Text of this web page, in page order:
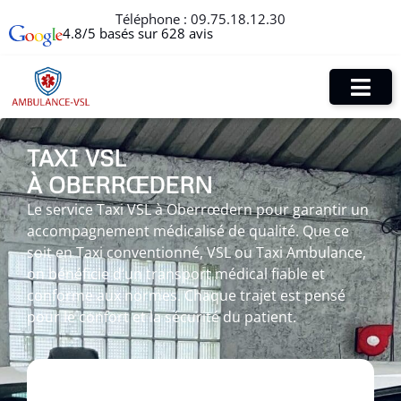
Téléphone : 09.75.18.12.30
4.8/5 basés sur 628 avis
TAXI VSL
À OBERRŒDERN
Le service Taxi VSL à Oberrœdern pour garantir un
accompagnement médicalisé de qualité. Que ce
soit en Taxi conventionné, VSL ou Taxi Ambulance,
on bénéficie d’un transport médical fiable et
conforme aux normes. Chaque trajet est pensé
pour le confort et la sécurité du patient.